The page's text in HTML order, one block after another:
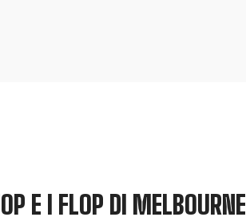
E I FLOP DI MELBOURNE